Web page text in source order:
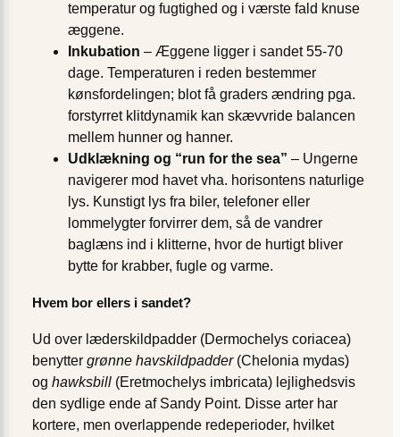
temperatur og fugtighed og i værste fald knuse
æggene.
Inkubation – Æggene ligger i sandet 55-70
dage. Temperaturen i reden bestemmer
kønsfordelingen; blot få graders ændring pga.
forstyrret klitdynamik kan skævvride balancen
mellem hunner og hanner.
Udklækning og “run for the sea” – Ungerne
navigerer mod havet vha. horisontens naturlige
lys. Kunstigt lys fra biler, telefoner eller
lommelygter forvirrer dem, så de vandrer
baglæns ind i klitterne, hvor de hurtigt bliver
bytte for krabber, fugle og varme.
Hvem bor ellers i sandet?
Ud over læderskildpadder (Dermochelys coriacea)
benytter grønne havskildpadder(Chelonia mydas)
og hawksbill (Eretmochelys imbricata) lejlighedsvis
den sydlige ende af Sandy Point. Disse arter har
kortere, men overlappende redeperioder, hvilket